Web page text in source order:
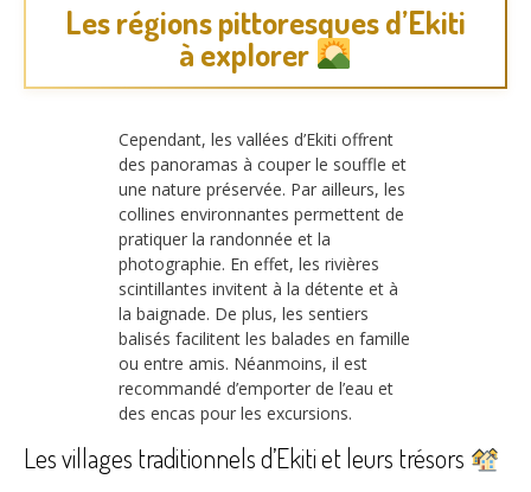
Les régions pittoresques d’Ekiti
à explorer
Cependant, les vallées d’Ekiti offrent
des panoramas à couper le souffle et
une nature préservée. Par ailleurs, les
collines environnantes permettent de
pratiquer la randonnée et la
photographie. En effet, les rivières
scintillantes invitent à la détente et à
la baignade. De plus, les sentiers
balisés facilitent les balades en famille
ou entre amis. Néanmoins, il est
recommandé d’emporter de l’eau et
des encas pour les excursions.
Les villages traditionnels d’Ekiti et leurs trésors